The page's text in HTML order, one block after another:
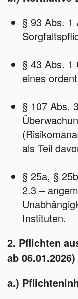
§ 93 Abs. 1
§ 43 Abs. 1
eines
§ 107 Abs.
als Teil
§ 25a, §
2.3 –
Instituten.
2. Pflichten
ab 06.01.2026)
a.)